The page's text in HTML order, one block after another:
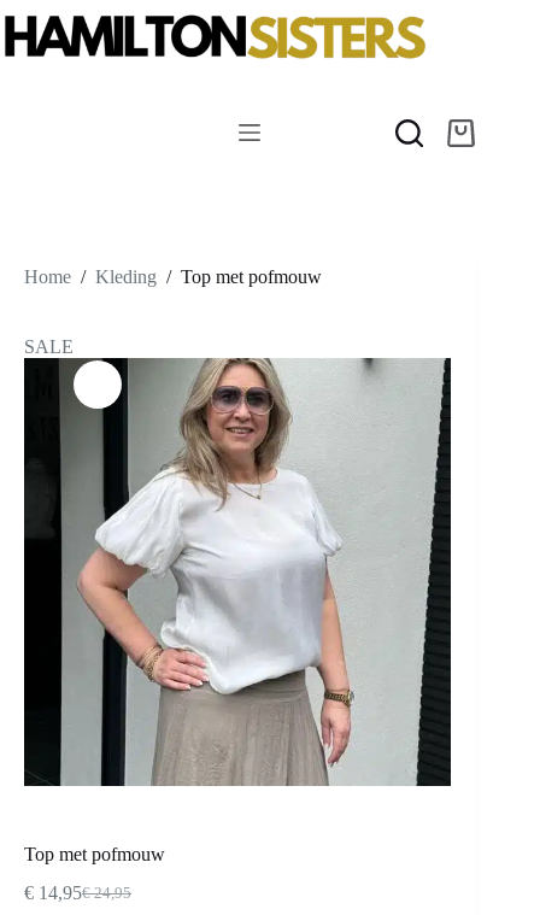
naar
de
Home / Kleding / Top met pofmouw
SALE
Top met pofmouw
€24,95
Oorspronkelijke
€ 14,95Huidige